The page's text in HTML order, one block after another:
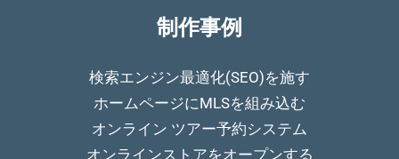
制作事例
検索エンジン最適化(SEO)を施す
ホームページにMLSを組み込む
オンライン ツアー予約システム
オンラインストアをオープンする